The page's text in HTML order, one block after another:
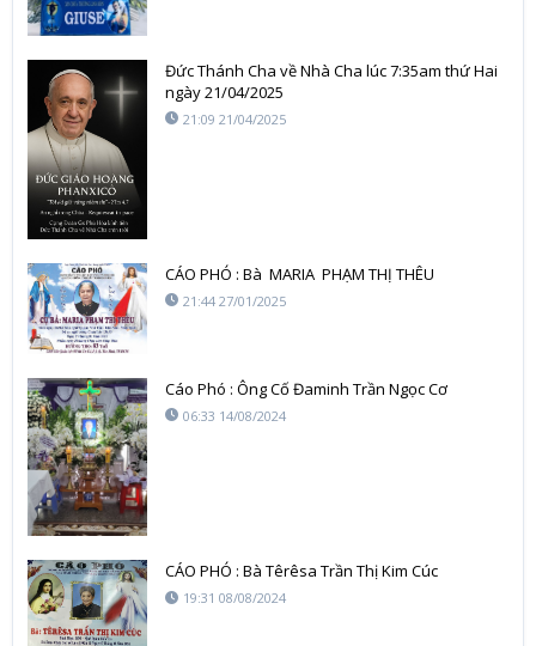
Đức Thánh Cha về Nhà Cha lúc 7:35am thứ Hai
ngày 21/04/2025
21:09 21/04/2025
CÁO PHÓ : Bà MARIA PHẠM THỊ THÊU
21:44 27/01/2025
Cáo Phó : Ông Cố Đaminh Trần Ngọc Cơ
06:33 14/08/2024
CÁO PHÓ : Bà Têrêsa Trần Thị Kim Cúc
19:31 08/08/2024